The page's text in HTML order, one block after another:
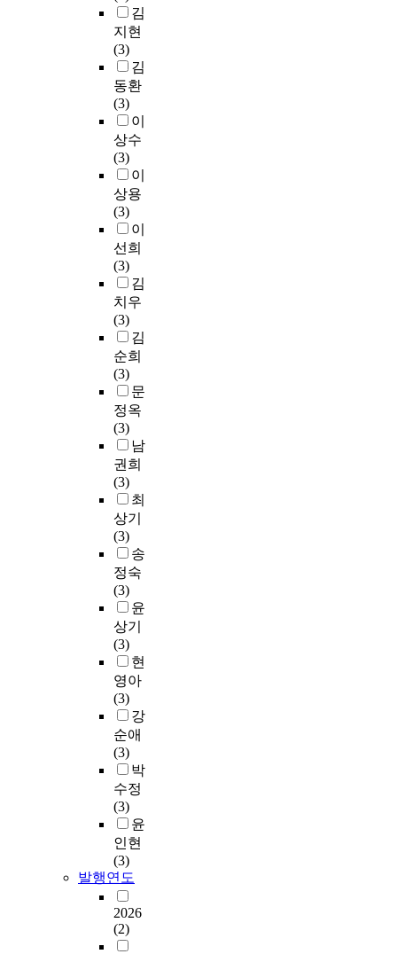
김
지현
(3)
김
동환
(3)
이
상수
(3)
이
상용
(3)
이
선희
(3)
김
치우
(3)
김
순희
(3)
문
정옥
(3)
남
권희
(3)
최
상기
(3)
송
정숙
(3)
윤
상기
(3)
현
영아
(3)
강
순애
(3)
박
수정
(3)
윤
인현
(3)
발행연도
2026
(2)